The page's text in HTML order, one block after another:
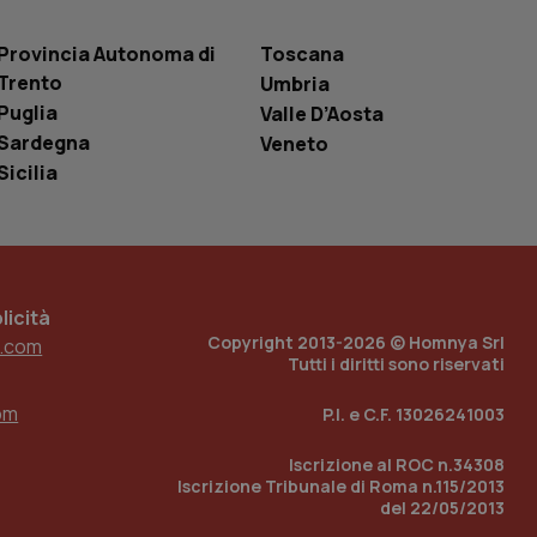
Autonoma di
Toscana
Umbria
Valle D’Aosta
Veneto
Copyright 2013-2026 © Homnya Srl
Tutti i diritti sono riservati
P.I. e C.F. 13026241003
Iscrizione al ROC n.34308
Iscrizione Tribunale di Roma n.115/2013
del 22/05/2013
in cui viene
di accesso per
Analytics
del sito web sta
traccia
del sito web sta